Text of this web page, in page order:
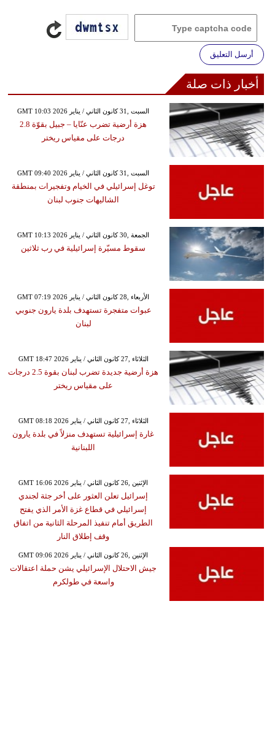
أرسل التعليق
أخبار ذات صلة
GMT 10:03 2026 السبت ,31 كانون الثاني / يناير
هزة أرضية تضرب عنّايا – جبيل بقوّة 2.8
درجات على مقياس ريختر
GMT 09:40 2026 السبت ,31 كانون الثاني / يناير
توغل إسرائيلي في الخيام وتفجيرات بمنطقة
الشاليهات جنوب لبنان
GMT 10:13 2026 الجمعة ,30 كانون الثاني / يناير
سقوط مسيّرة إسرائيلية في رب ثلاثين
GMT 07:19 2026 الأربعاء ,28 كانون الثاني / يناير
عبوات متفجرة تستهدف بلدة يارون جنوبي
لبنان
GMT 18:47 2026 الثلاثاء ,27 كانون الثاني / يناير
هزة أرضية جديدة تضرب لبنان بقوة 2.5 درجات
على مقياس ريختر
GMT 08:18 2026 الثلاثاء ,27 كانون الثاني / يناير
غارة إسرائيلية تستهدف منزلاً في بلدة يارون
اللبنانية
GMT 16:06 2026 الإثنين ,26 كانون الثاني / يناير
إسرائيل تعلن العثور على أخر جثة لجندي
إسرائيلي في قطاع غزة الأمر الذي يفتح
الطريق أمام تنفيذ المرحلة الثانية من اتفاق
وقف إطلاق النار
GMT 09:06 2026 الإثنين ,26 كانون الثاني / يناير
جيش الاحتلال الإسرائيلي يشن حملة اعتقالات
واسعة في طولكرم